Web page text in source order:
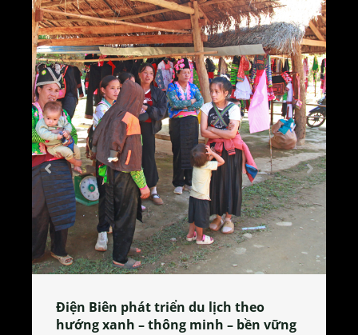
Làng làm bánh tẻ Phú Nhi – nơi lan
tỏa đặc sản xứ Đoài